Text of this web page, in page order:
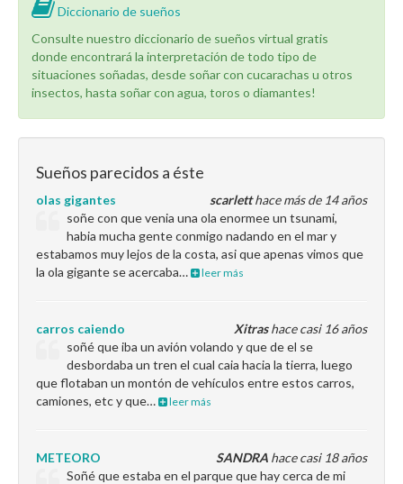
Diccionario de sueños
Consulte nuestro diccionario de sueños virtual gratis
donde encontrará la interpretación de todo tipo de
situaciones soñadas, desde soñar con cucarachas u otros
insectos, hasta soñar con agua, toros o diamantes!
Sueños parecidos a éste
scarletthace más de 14 años
olas gigantes
soñe con que venia una ola enormee un tsunami,
habia mucha gente conmigo nadando en el mar y
estabamos muy lejos de la costa, asi que apenas vimos que
la ola gigante se acercaba…
leer más
Xitrashace casi 16 años
carros caiendo
soñé que iba un avión volando y que de el se
desbordaba un tren el cual caia hacia la tierra, luego
que flotaban un montón de vehículos entre estos carros,
camiones, etc y que…
leer más
SANDRA hace casi 18 años
METEORO
Soñé que estaba en el parque que hay cerca de mi